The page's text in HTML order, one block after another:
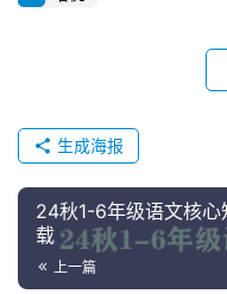
蒙
儿
童
英
生成海报
24秋1-6年级语文核
载
上一篇